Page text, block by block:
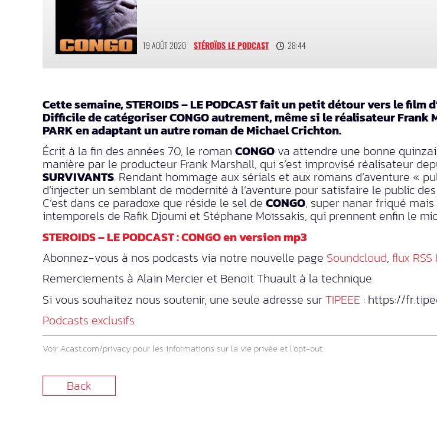
19 AOÛT 2020 STÉROÏDS LE PODCAST 28:44
Cette semaine, STEROIDS – LE PODCAST fait un petit détour vers le
Difficile de catégoriser CONGO autrement, même si le réalisateur Frank
PARK en adaptant un autre roman de Michael Crichton.
Écrit à la fin des années 70, le roman CONGO va attendre une bonne
manière par le producteur Frank Marshall, qui s’est improvisé réalisateur
SURVIVANTS. Rendant hommage aux sérials et aux romans d’aventure «
d’injecter un semblant de modernité à l’aventure pour satisfaire le public
C’est dans ce paradoxe que réside le sel de CONGO, super nanar friqué
intemporels de Rafik Djoumi et Stéphane Moïssakis, qui prennent enfin le
STEROIDS – LE PODCAST : CONGO en version mp3
Abonnez-vous à nos podcasts via notre nouvelle page Soundcloud, flux RSS
Remerciements à Alain Mercier et Benoit Thuault à la technique.
Si vous souhaitez nous soutenir, une seule adresse surTIPEEE : https://
Podcasts exclusifs
Voir Acast.com/privacy pour les informations sur la vie privée et l’opt-out.
Back